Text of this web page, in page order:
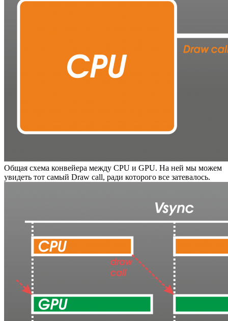
Общая схема конвейера между CPU и GPU. На ней мы можем
увидеть тот самый Draw call, ради которого все затевалось.